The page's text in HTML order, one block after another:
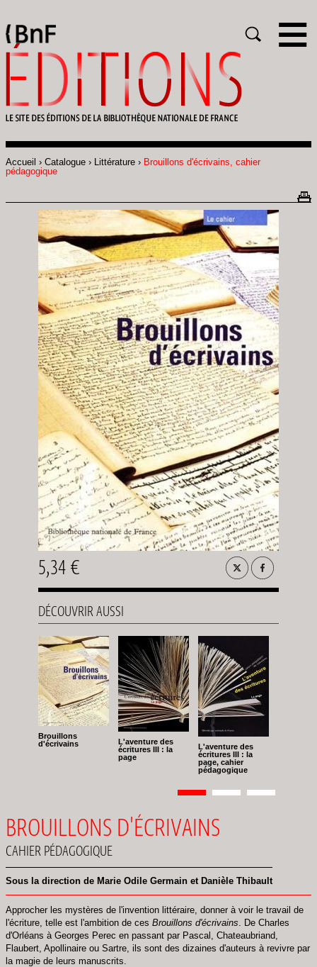
Fil
Accueil Catalogue Littérature
Brouillons d'écrivains, cahier
pédagogique
5,34 €
DÉCOUVRIR AUSSI
Brouillons
d'écrivains
L'aventure des
écritures III : la
page
L'aventure des
écritures III : la
page, cahier
pédagogique
Pagination
Page
1 Page
2 Page
3
BROUILLONS D'ÉCRIVAINS
CAHIER PÉDAGOGIQUE
Sous la direction de Marie Odile Germain et Danièle Thibault
Approcher les mystères de l'invention littéraire, donner à voir le travail de
l'écriture, telle est l'ambition de ces Brouillons d'écrivains. De Charles
d'Orléans à Georges Perec en passant par Pascal, Chateaubriand,
Flaubert, Apollinaire ou Sartre, ils sont des dizaines d'auteurs à revivre par
la magie de leurs manuscrits.